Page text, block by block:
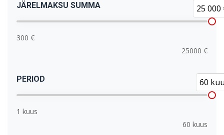
JÄRELMAKSU SUMMA 25 000
300 €
25000 €
PERIOD 60
1 kuus
60 kuus